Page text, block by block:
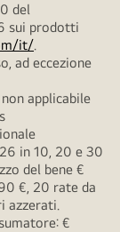
del
sui prodotti
it/.
ad eccezione
applicabile
in 10, 20 e 30
del bene €
€, 20 rate da
azzerati.
€